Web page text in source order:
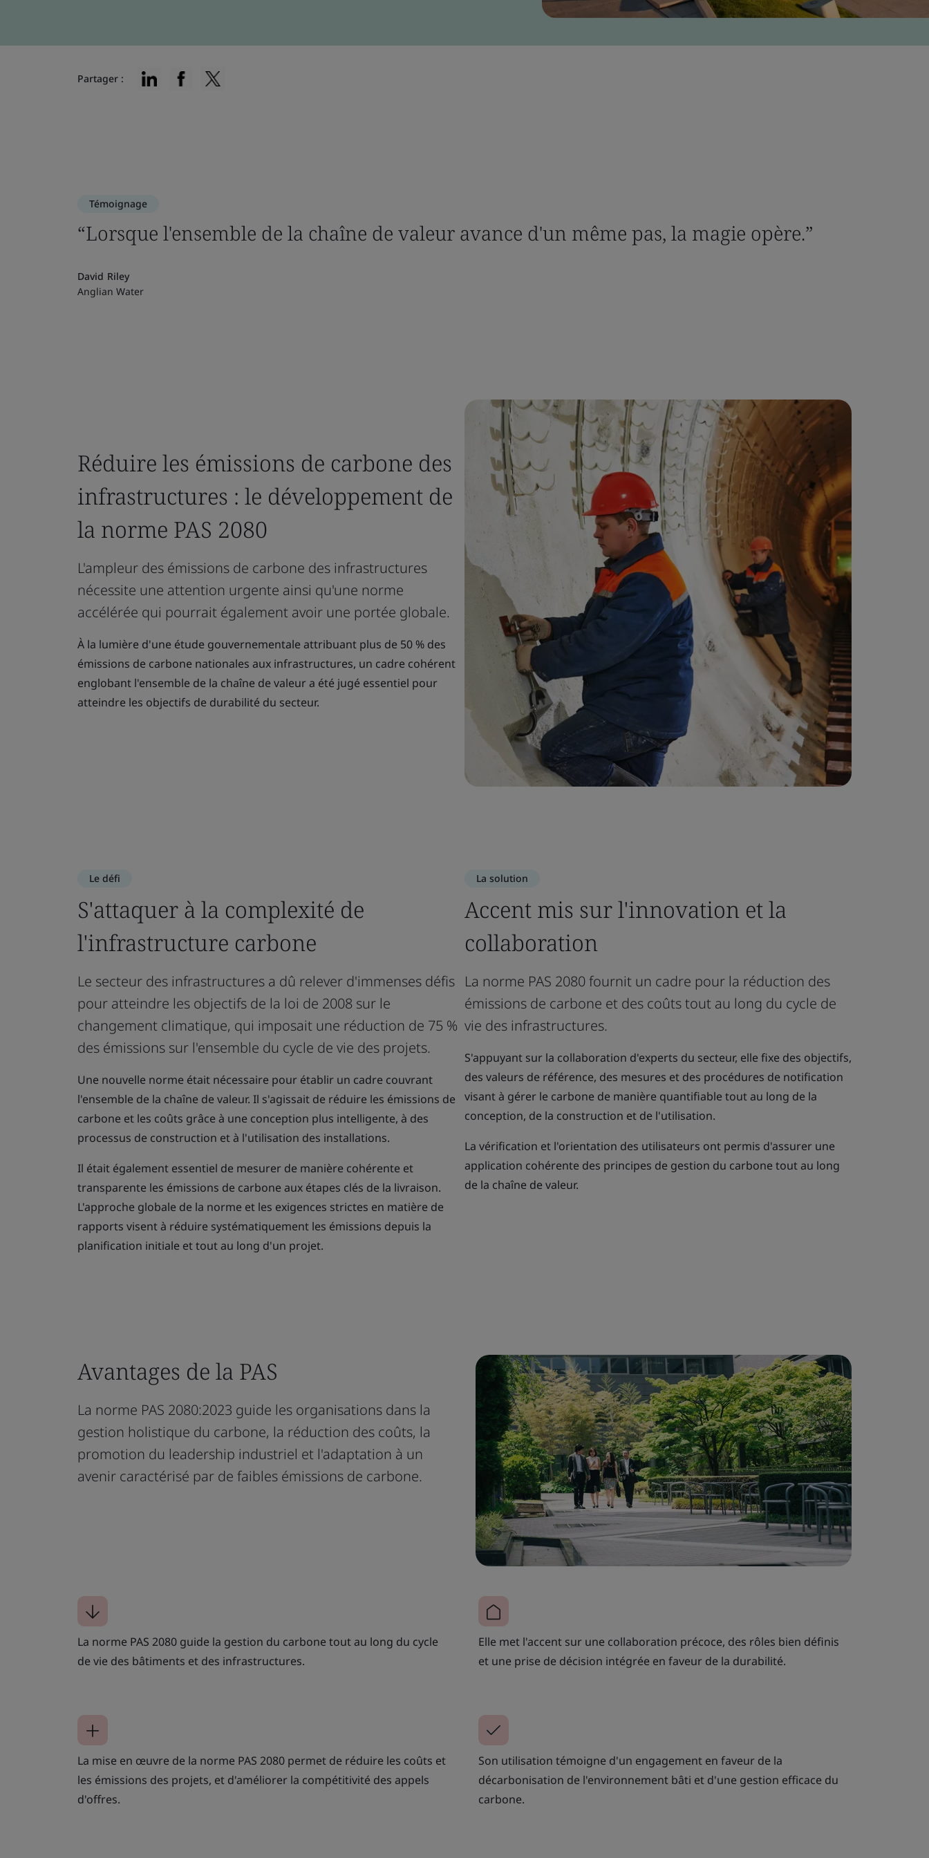
Partager :
Témoignage
“Lorsque l'ensemble de la chaîne de valeur avance d'un même pas, la magie opère.”
David Riley
Anglian Water
Réduire les émissions de carbone des
infrastructures : le développement de
la norme PAS 2080
L'ampleur des émissions de carbone des infrastructures
nécessite une attention urgente ainsi qu'une norme
accélérée qui pourrait également avoir une portée globale.
À la lumière d'une étude gouvernementale attribuant plus de 50 % des
émissions de carbone nationales aux infrastructures, un cadre cohérent
englobant l'ensemble de la chaîne de valeur a été jugé essentiel pour
atteindre les objectifs de durabilité du secteur.
Le défi
S'attaquer à la complexité de
l'infrastructure carbone
Le secteur des infrastructures a dû relever d'immenses défis
pour atteindre les objectifs de la loi de 2008 sur le
changement climatique, qui imposait une réduction de 75 %
des émissions sur l'ensemble du cycle de vie des projets.
Une nouvelle norme était nécessaire pour établir un cadre couvrant
l'ensemble de la chaîne de valeur. Il s'agissait de réduire les émissions de
carbone et les coûts grâce à une conception plus intelligente, à des
processus de construction et à l'utilisation des installations.
Il était également essentiel de mesurer de manière cohérente et
transparente les émissions de carbone aux étapes clés de la livraison.
L'approche globale de la norme et les exigences strictes en matière de
rapports visent à réduire systématiquement les émissions depuis la
planification initiale et tout au long d'un projet.
La solution
Accent mis sur l'innovation et la
collaboration
La norme PAS 2080 fournit un cadre pour la réduction des
émissions de carbone et des coûts tout au long du cycle de
vie des infrastructures.
S'appuyant sur la collaboration d'experts du secteur, elle fixe des objectifs,
des valeurs de référence, des mesures et des procédures de notification
visant à gérer le carbone de manière quantifiable tout au long de la
conception, de la construction et de l'utilisation.
La vérification et l'orientation des utilisateurs ont permis d'assurer une
application cohérente des principes de gestion du carbone tout au long
de la chaîne de valeur.
Avantages de la PAS
La norme PAS 2080:2023 guide les organisations dans la
gestion holistique du carbone, la réduction des coûts, la
promotion du leadership industriel et l'adaptation à un
avenir caractérisé par de faibles émissions de carbone.
La norme PAS 2080 guide la gestion du carbone tout au long du cycle
de vie des bâtiments et des infrastructures.
Elle met l'accent sur une collaboration précoce, des rôles bien définis
et une prise de décision intégrée en faveur de la durabilité.
La mise en œuvre de la norme PAS 2080 permet de réduire les coûts et
les émissions des projets, et d'améliorer la compétitivité des appels
d'offres.
Son utilisation témoigne d'un engagement en faveur de la
décarbonisation de l'environnement bâti et d'une gestion efficace du
carbone.